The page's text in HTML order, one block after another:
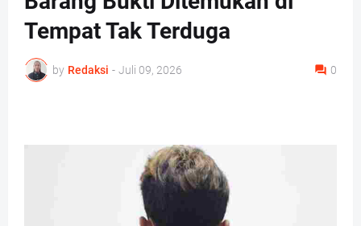
Tempat Tak Terduga
by Redaksi - Juli 09, 2026 0